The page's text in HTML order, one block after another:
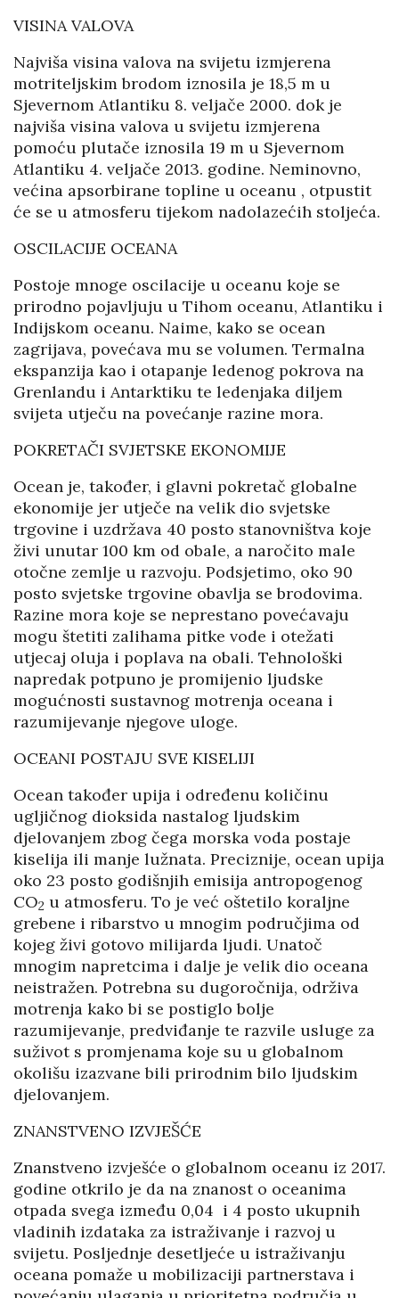
VISINA VALOVA
Najviša visina valova na svijetu izmjerena
motriteljskim brodom iznosila je 18,5 m u
Sjevernom Atlantiku 8. veljače 2000. dok je
najviša visina valova u svijetu izmjerena
pomoću plutače iznosila 19 m u Sjevernom
Atlantiku 4. veljače 2013. godine. Neminovno,
većina apsorbirane topline u oceanu , otpustit
će se u atmosferu tijekom nadolazećih stoljeća.
OSCILACIJE OCEANA
Postoje mnoge oscilacije u oceanu koje se
prirodno pojavljuju u Tihom oceanu, Atlantiku i
Indijskom oceanu. Naime, kako se ocean
zagrijava, povećava mu se volumen. Termalna
ekspanzija kao i otapanje ledenog pokrova na
Grenlandu i Antarktiku te ledenjaka diljem
svijeta utječu na povećanje razine mora.
POKRETAČI SVJETSKE EKONOMIJE
Ocean je, također, i glavni pokretač globalne
ekonomije jer utječe na velik dio svjetske
trgovine i uzdržava 40 posto stanovništva koje
živi unutar 100 km od obale, a naročito male
otočne zemlje u razvoju. Podsjetimo, oko 90
posto svjetske trgovine obavlja se brodovima.
Razine mora koje se neprestano povećavaju
mogu štetiti zalihama pitke vode i otežati
utjecaj oluja i poplava na obali. Tehnološki
napredak potpuno je promijenio ljudske
mogućnosti sustavnog motrenja oceana i
razumijevanje njegove uloge.
OCEANI POSTAJU SVE KISELIJI
Ocean također upija i određenu količinu
ugljičnog dioksida nastalog ljudskim
djelovanjem zbog čega morska voda postaje
kiselija ili manje lužnata. Preciznije, ocean upija
oko 23 posto godišnjih emisija antropogenog
CO2 u atmosferu. To je već oštetilo koraljne
grebene i ribarstvo u mnogim područjima od
kojeg živi gotovo milijarda ljudi. Unatoč
mnogim napretcima i dalje je velik dio oceana
neistražen. Potrebna su dugoročnija, održiva
motrenja kako bi se postiglo bolje
razumijevanje, predviđanje te razvile usluge za
suživot s promjenama koje su u globalnom
okolišu izazvane bili prirodnim bilo ljudskim
djelovanjem.
ZNANSTVENO IZVJEŠĆE
Znanstveno izvješće o globalnom oceanu iz 2017.
godine otkrilo je da na znanost o oceanima
otpada svega između 0,04 i 4 posto ukupnih
vladinih izdataka za istraživanje i razvoj u
svijetu. Posljednje desetljeće u istraživanju
oceana pomaže u mobilizaciji partnerstava i